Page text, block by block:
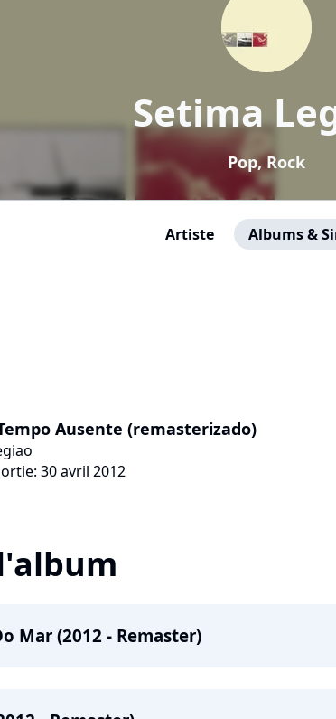
Setima
Pop, Rock
Artiste Albums &
Ausente (remasterizado)
30 avril 2012
Mar (2012 - Remaster)